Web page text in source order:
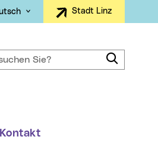
Sprachauswahl
Stadt Linz
Sie?
Weitere Informationen
Kontakt